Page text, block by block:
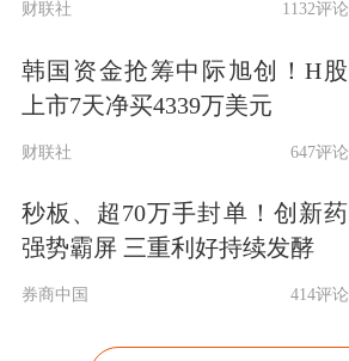
财联社 1132评论
韩国资金抢筹中际旭创！H股
上市7天净买4339万美元
财联社 647评论
秒板、超70万手封单！创新药
强势霸屏 三重利好持续发酵
券商中国 414评论